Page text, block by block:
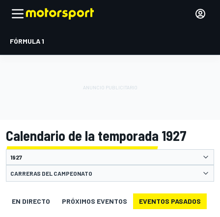
FÓRMULA 1
Calendario de la temporada 1927
CARRERAS DEL CAMPEONATO
EN DIRECTO PRÓXIMOS EVENTOS EVENTOS PASADOS